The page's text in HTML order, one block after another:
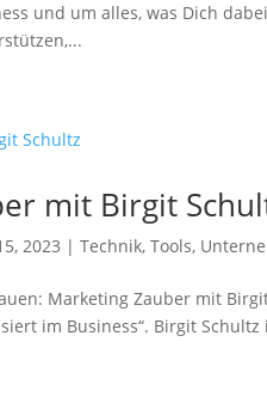
und um alles, was Dich
mit Birgit
2023 |Technik,Tools,
Marketing Zauber mit
im Business“. Birgit